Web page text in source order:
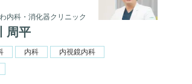
内科・消化器クリニック
周平
内科
内視鏡内科